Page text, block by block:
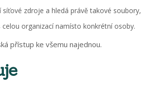
zdroje a hledá právě takové soubory,
organizací namísto konkrétní osoby.
přístup ke všemu najednou.